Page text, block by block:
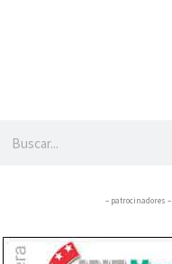
– patrocinadores –